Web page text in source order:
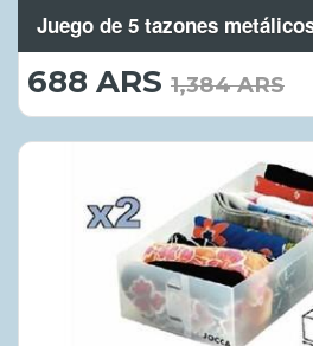
Juego de 5 tazones
688 ARS 688.00
ARS
1,384 ARS